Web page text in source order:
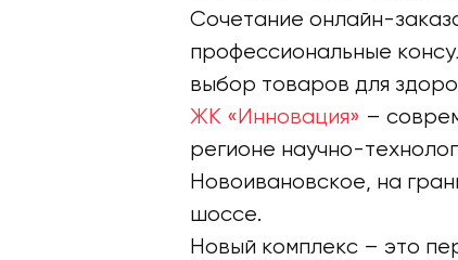
Сочетание онлайн-
профессиональные
выбор товаров для
ЖК «Инновация» –
регионе научно-
Новоивановское, на
шоссе.
Новый комплекс – это